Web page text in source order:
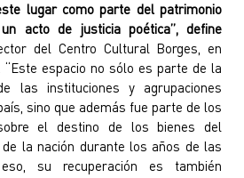
lugar como parte del patrimonio
acto de justicia poética”, define
del Centro Cultural Borges, en
“Este espacio no sólo es parte de la
las instituciones y agrupaciones
sino que además fue parte de los
el destino de los bienes del
la nación durante los años de las
su recuperación es también